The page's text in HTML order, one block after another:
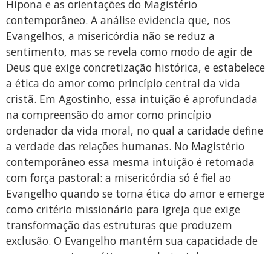
Hipona e as orientações do Magistério
contemporâneo. A análise evidencia que, nos
Evangelhos, a misericórdia não se reduz a
sentimento, mas se revela como modo de agir de
Deus que exige concretização histórica, e estabelece
a ética do amor como princípio central da vida
cristã. Em Agostinho, essa intuição é aprofundada
na compreensão do amor como princípio
ordenador da vida moral, no qual a caridade define
a verdade das relações humanas. No Magistério
contemporâneo essa mesma intuição é retomada
com força pastoral: a misericórdia só é fiel ao
Evangelho quando se torna ética do amor e emerge
como critério missionário para Igreja que exige
transformação das estruturas que produzem
exclusão. O Evangelho mantém sua capacidade de